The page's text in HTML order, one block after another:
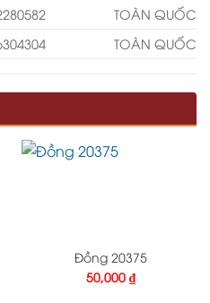
TOÀN QUỐC
TOÀN QUỐC
Đồng 20375
50,000 ₫